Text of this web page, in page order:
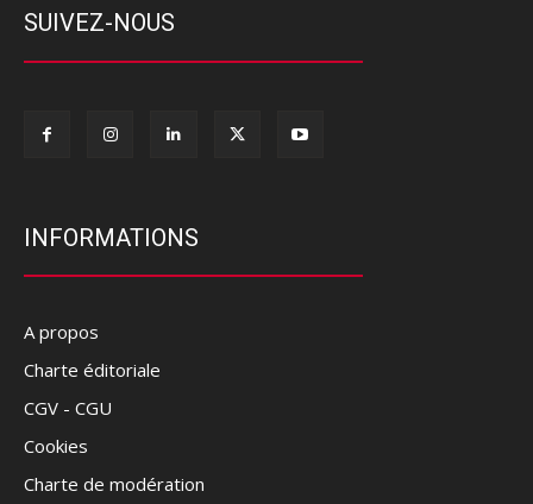
SUIVEZ-NOUS
INFORMATIONS
A propos
Charte éditoriale
CGV - CGU
Cookies
Charte de modération